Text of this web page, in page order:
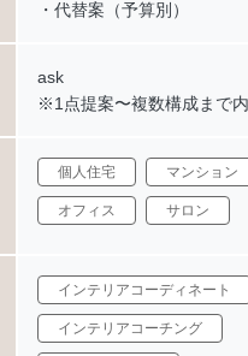
・代替案（予算別）
ask
※1点提案〜複数構成まで
個人住宅 マンション
オフィス サロン
インテリアコーディネート
インテリアコーチング